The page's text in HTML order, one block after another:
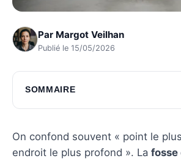
Par Margot Veilhan
Publié le 15/05/2026
SOMMAIRE
Records de profondeur dans les
Classement des fosses
profondes
On confond souvent « point le
endroit le plus profond ». La fosse